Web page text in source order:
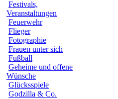
Festivals,
Veranstaltungen
Feuerwehr
Flieger
Fotographie
Frauen unter sich
Fußball
Geheime und offene
Wünsche
Glücksspiele
Godzilla & Co.